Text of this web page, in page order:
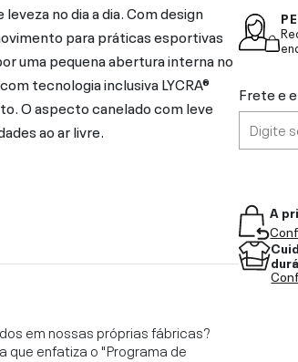
no dia a dia. Com design
para práticas esportivas
uma pequena abertura interna no
tecnologia inclusiva LYCRA®
O aspecto canelado com leve
ao ar livre.
em nossas próprias fábricas?
que enfatiza o "Programa de
Frete e
A